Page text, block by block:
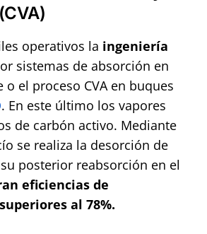
operativos la ingeniería
sistemas de absorción en
el proceso CVA en buques
. En este último los vapores
de carbón activo. Mediante
se realiza la desorción de
posterior reabsorción en el
eficiencias de
al 78%.